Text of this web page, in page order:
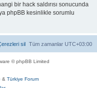
bir hack saldırısı sonucunda
phpBB kesinlikle sorumlu
Tüm zamanlar UTC+03:00
sil
© phpBB Limited
& Türkiye Forum